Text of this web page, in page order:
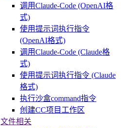
调用Claude-Code (OpenAI格
式)
使用提示词执行指令
(OpenAI格式)
调用Claude-Code (Claude格
式)
使用提示词执行指令 (Claude
格式)
执行沙盒command指令
创建CC项目工作区
文件相关